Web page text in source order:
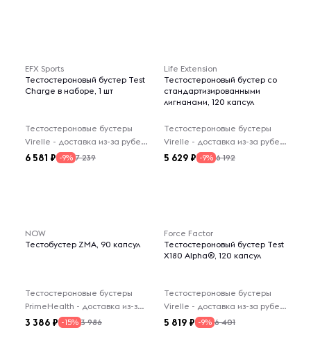
EFX Sports
Тестостероновый бустер Test
Charge в наборе, 1 шт
Тестостероновые бустеры
Virelle - доставка из-за рубежа
6 581 -9% 7 239
Life Extension
Тестостероновый бустер со
стандартизированными
лигнанами, 120 капсул
Тестостероновые бустеры
Virelle - доставка из-за рубежа
5 629 -9% 6 192
NOW
Тестобустер ZMA, 90 капсул
Тестостероновые бустеры
PrimeHealth - доставка из-за рубежа
3 386 -15% 3 986
Force Factor
Тестостероновый бустер Test
X180 Alpha®, 120 капсул
Тестостероновые бустеры
Virelle - доставка из-за рубежа
5 819 -9% 6 401